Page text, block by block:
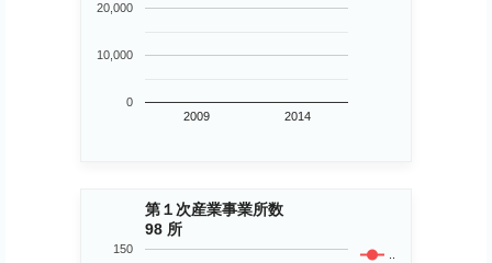
2009 2014
0
10,000
20,000
第１次産業事業所数
98 所
..
150